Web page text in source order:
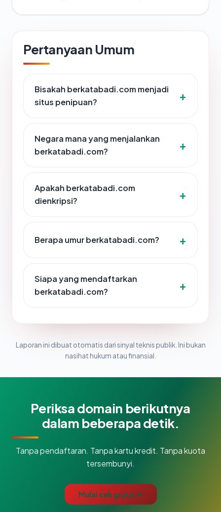
Pertanyaan Umum
Bisakah berkatabadi.com menjadi
situs penipuan?
Negara mana yang menjalankan
berkatabadi.com?
Apakah berkatabadi.com
dienkripsi?
Berapa umur berkatabadi.com?
Siapa yang mendaftarkan
berkatabadi.com?
Laporan ini dibuat otomatis dari sinyal teknis publik. Ini bukan
nasihat hukum atau finansial.
Periksa domain berikutnya
dalam beberapa detik.
Tanpa pendaftaran. Tanpa kartu kredit. Tanpa kuota
tersembunyi.
Mulai cek gratis →